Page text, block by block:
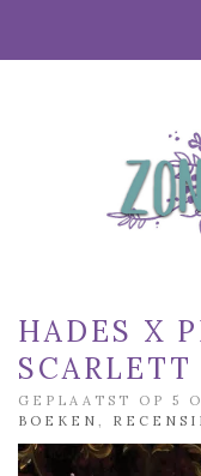
HADES X
GEPLAATST OP 5
BOEKEN